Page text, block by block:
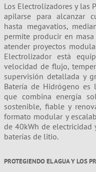
Los Electrolizadores y las
apilarse para alcanzar
hasta megavatios,
permite producir en
atender proyectos
Electrolizador está
velocidad de flujo,
supervisión detallada y
Batería de Hidrógeno es
que combina energía
sostenible, fiable y
formato modular y
de 40kWh de electricidad
baterías de litio.
PROTEGIENDO EL AGUA Y LOS